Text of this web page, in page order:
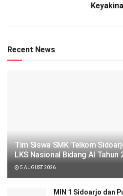
Recent News
Tim Siswa SMK Telkom
LKS Nasional Bidang AI Tahun
5 AUGUST 2026
MIN 1 Sidoarjo dan